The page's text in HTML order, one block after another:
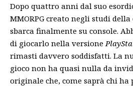
Dopo quattro anni dal suo
MMORPG creato negli studi della
sbarca finalmente su console.
di giocarlo nella versione
rimasti davvero soddisfatti. La
gioco non ha quasi nulla da
originale che, come saprà chi ha